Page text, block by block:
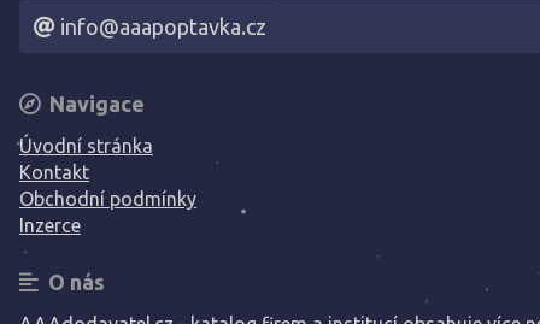
info@aaapoptavka.cz
Navigace
Úvodní stránka
Kontakt
Obchodní podmínky
Inzerce
O nás